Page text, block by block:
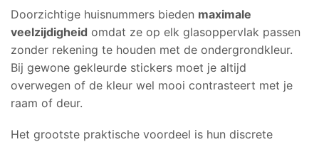
Doorzichtige huisnummers bieden maximale
veelzijdigheid omdat ze op elk glasoppervlak passen
zonder rekening te houden met de ondergrondkleur.
Bij gewone gekleurde stickers moet je altijd
overwegen of de kleur wel mooi contrasteert met je
raam of deur.
Het grootste praktische voordeel is hun discrete